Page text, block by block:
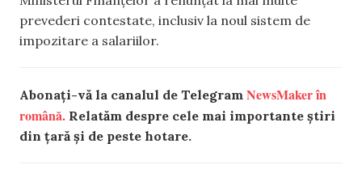
prevederi contestate, inclusiv la noul sistem de
impozitare a salariilor.
Abonați-vă la canalul de Telegram NewsMaker în
română. Relatăm despre cele mai importante știri
din țară și de peste hotare.